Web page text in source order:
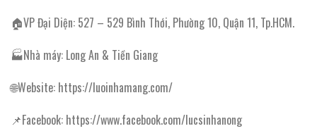
🏠VP Đại Diện: 527 – 529 Bình Thới, Phường 10, Quận 11, Tp.HCM.
🏭Nhà máy: Long An & Tiền Giang
🌐Website: https://luoinhamang.com/
📌Facebook: https://www.facebook.com/lucsinhanong